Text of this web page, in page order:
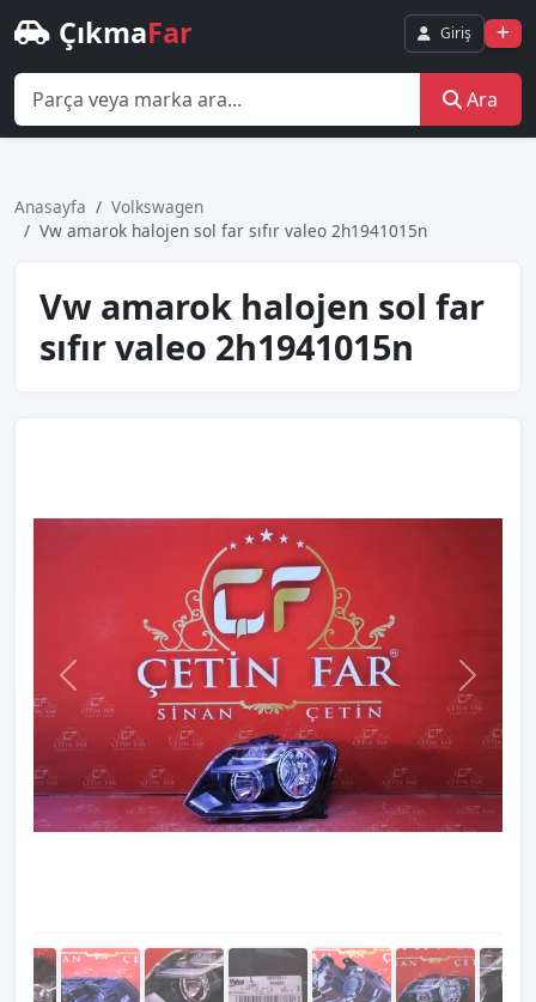
ÇıkmaFar Giriş
Ara
Anasayfa
Volkswagen
Vw amarok halojen sol far sıfır valeo 2h1941015n
Vw amarok halojen sol far
sıfır valeo 2h1941015n